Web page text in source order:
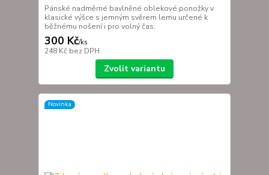
Pánské nadměrné bavlněné oblekové ponožky v
klasické výšce s jemným svěrem lemu určené k
běžnému nošení i pro volný čas.
300 Kč/ks
248 Kč bez DPH
Zvolit variantu
Novinka